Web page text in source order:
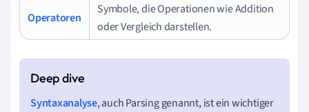
Operatoren
Symbole, die Operationen wie Addition
oder Vergleich darstellen.
Syntaxanalyse, auch Parsing genannt, ist ein wichtiger